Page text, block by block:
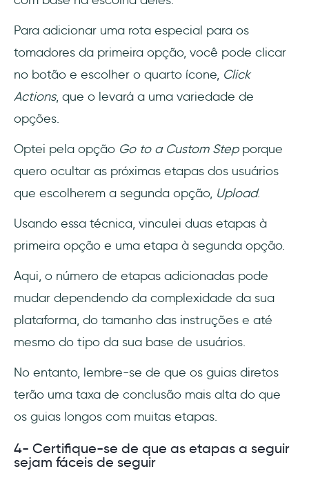
Para adicionar uma rota especial para os
tomadores da primeira opção, você pode clicar
no botão e escolher o quarto ícone, Click
Actions, que o levará a uma variedade de
opções.
Optei pela opção Go to a Custom Stepporque
quero ocultar as próximas etapas dos usuários
que escolherem a segunda opção, Upload.
Usando essa técnica, vinculei duas etapas à
primeira opção e uma etapa à segunda opção.
Aqui, o número de etapas adicionadas pode
mudar dependendo da complexidade da sua
plataforma, do tamanho das instruções e até
mesmo do tipo da sua base de usuários.
No entanto, lembre-se de que os guias diretos
terão uma taxa de conclusão mais alta do que
os guias longos com muitas etapas.
4- Certifique-se de que as etapas a seguir
sejam fáceis de seguir